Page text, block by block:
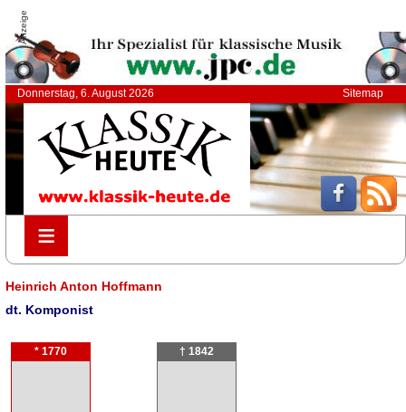
Anzeige
Donnerstag, 6. August 2026 Sitemap
≡
≡
Heinrich Anton Hoffmann
dt. Komponist
* 1770 † 1842